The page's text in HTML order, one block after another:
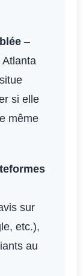
–
si elle
même
sur
etc.),
au